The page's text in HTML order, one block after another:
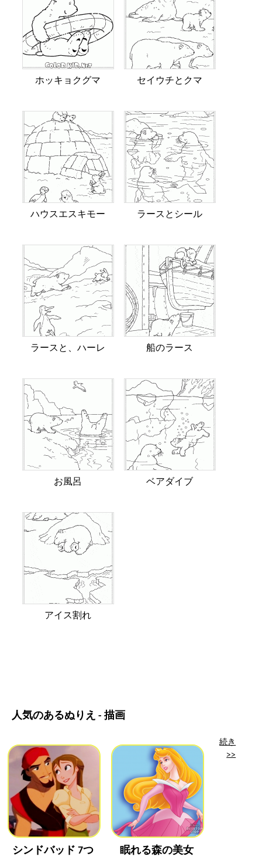
ホッキョクグマ セイウチとクマ
ハウスエスキモー ラースとシール
ラースと、ハーレ 船のラース
お風呂 ベアダイブ
アイス割れ
人気のあるぬりえ - 描画
シンドバッド 7つ
眠れる森の美女
続き
>>